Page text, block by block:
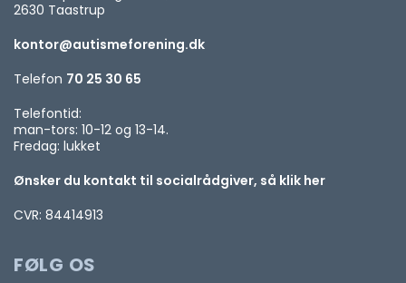
2630 Taastrup
kontor@autismeforening.dk
Telefon 70 25 30 65
Telefontid:
man-tors: 10-12 og 13-14.
Fredag: lukket
Ønsker du kontakt til socialrådgiver, så klik her
CVR: 84414913
FØLG OS